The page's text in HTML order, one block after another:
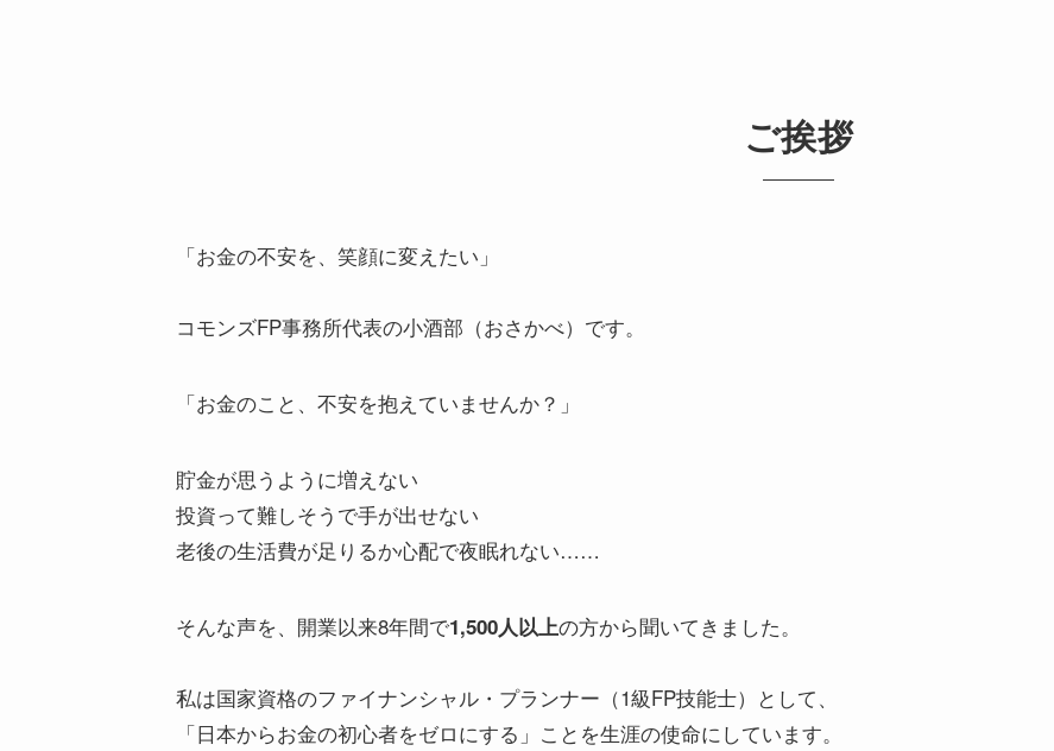
ご挨拶
「お金の不安を、笑顔に変えたい」
コモンズFP事務所代表の小酒部（おさかべ）です。
「お金のこと、不安を抱えていませんか？」
貯金が思うように増えない
投資って難しそうで手が出せない
老後の生活費が足りるか心配で夜眠れない……
そんな声を、開業以来8年間で1,500人以上の方から聞いてきました。
私は国家資格のファイナンシャル・プランナー（1級FP技能士）として、
「日本からお金の初心者をゼロにする」ことを生涯の使命にしています。